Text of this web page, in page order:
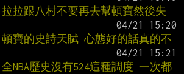
拉跟八村不要再去幫頓寶然後失
寶的史詩天賦 心態好的話真的不
NBA歷史沒有524這種調度 一次都